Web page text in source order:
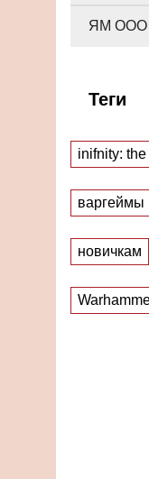
ЯМ ООО
Теги
inifnity:
варгеймы
новичкам